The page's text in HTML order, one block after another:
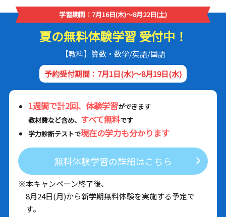
学習期間：7月16日(木)～8月22日(土)
夏の無料体験学習 受付中！
【教科】算数・数学/英語/国語
予約受付期間：7月1日(水)～8月19日(水)
1週間で計2回、体験学習ができます
教材費など含め、 すべて無料です
学力診断テストで現在の学力も分かります
無料体験学習の詳細はこちら
※本キャンペーン終了後、
8月24日(月)から新学期無料体験を実施する予定で
す。